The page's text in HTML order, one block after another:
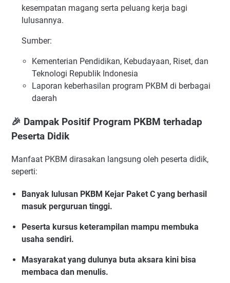
kesempatan magang serta peluang kerja bagi
lulusannya.
Sumber:
Kementerian Pendidikan, Kebudayaan, Riset, dan
Teknologi Republik Indonesia
Laporan keberhasilan program PKBM di berbagai
daerah
🎉 Dampak Positif Program PKBM terhadap
Peserta Didik
Manfaat PKBM dirasakan langsung oleh peserta didik,
seperti:
Banyak lulusan PKBM Kejar Paket C yang berhasil
masuk perguruan tinggi.
Peserta kursus keterampilan mampu membuka
usaha sendiri.
Masyarakat yang dulunya buta aksara kini bisa
membaca dan menulis.